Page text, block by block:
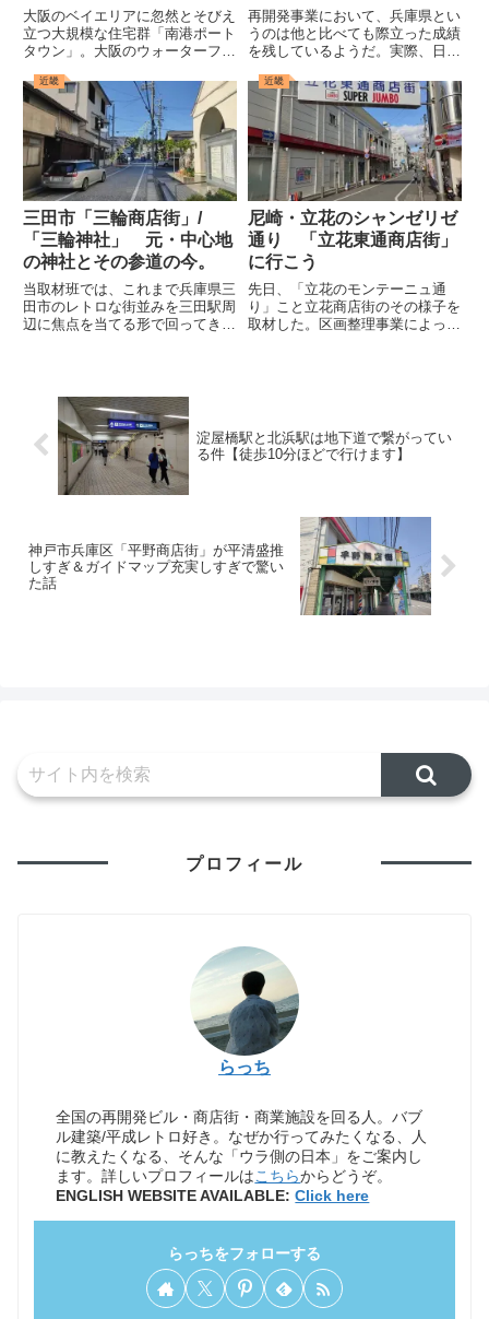
んな現状【大阪・住之江
区】
大阪のベイエリアに忽然とそびえ
立つ大規模な住宅群「南港ポート
タウン」。大阪のウォーターフロ
東京や神戸といった都市とよく比
較されるこのポートタウンだが、
近年では夢洲の万博やIRを筆頭に
様々な面で開発が進んでおり、...
再開発事業において、兵庫県とい
うのは他と比べても際立った成績
を残しているようだ。実際、日本
庫県宝塚市で行われているし(阪
急宝塚南口駅前の「サンビオ
ラ」)、復興再開発ということで
良い意味でも悪い意味でも有名に
なっ...
近畿
三田市「三輪商店街」/
「三輪神社」 元・中心地
の神社とその参道の今。
当取材班では、これまで兵庫県三
田市のレトロな街並みを三田駅周
辺に焦点を当てる形で回ってき
ではあるが、それでもその背後に
ある歴史を考えると「スゴ
い！！」...
近畿
尼崎・立花のシャンゼリゼ
通り 「立花東通商店街」
に行こう
先日、「立花のモンテーニュ通
り」こと立花商店街のその様子を
取材した。区画整理事業によって
ウ...
淀屋橋駅と北浜駅は地下道で繋がってい
る件【徒歩10分ほどで行けます】
神戸市兵庫区「平野商店街」が平清盛推
しすぎ＆ガイドマップ充実しすぎで驚い
た話
プロフィール
らっち
全国の再開発ビル・商店街・商業施設を回る人。バブ
ル建築/平成レトロ好き。なぜか行ってみたくなる、人
に教えたくなる、そんな「ウラ側の日本」をご案内し
ます。詳しいプロフィールはこちらからどうぞ。
ENGLISH WEBSITE AVAILABLE:Click here
らっちをフォローする